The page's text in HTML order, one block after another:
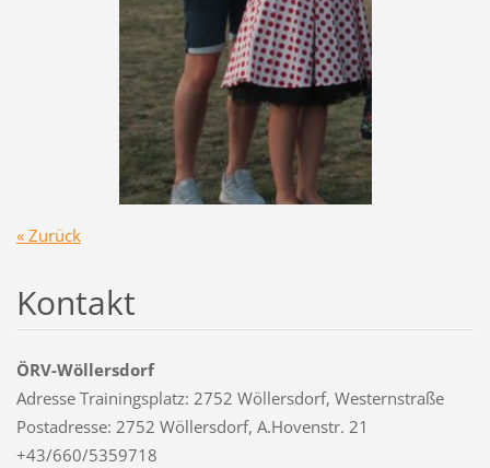
« Zurück
Kontakt
ÖRV-Wöllersdorf
Adresse Trainingsplatz: 2752 Wöllersdorf, Westernstraße
Postadresse: 2752 Wöllersdorf, A.Hovenstr. 21
+43/660/5359718